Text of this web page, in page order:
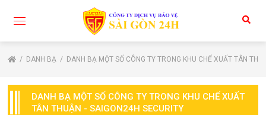
DANH BẠ DANH BẠ MỘT SỐ CÔNG TY TRONG KHU CHẾ XUẤT TÂN
DANH BẠ MỘT SỐ CÔNG TY TRONG KHU CHẾ XUẤT
TÂN THUẬN - SAIGON24H SECURITY